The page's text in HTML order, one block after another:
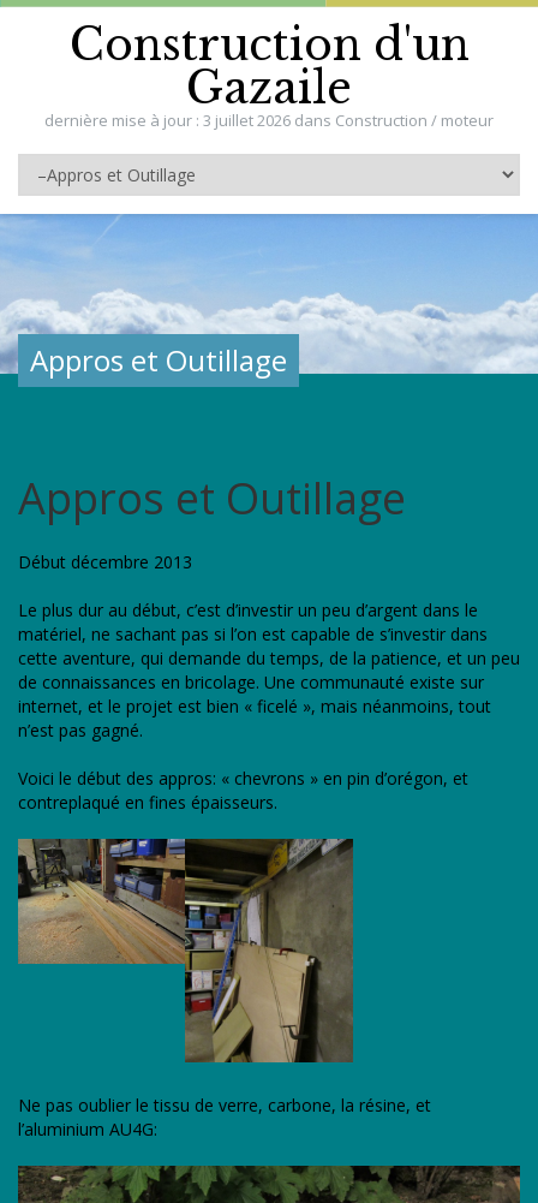
Construction d'un
Gazaile
dernière mise à jour : 3 juillet 2026 dans Construction / moteur
Appros et Outillage
Appros et Outillage
Début décembre 2013
Le plus dur au début, c’est d’investir un peu d’argent dans le
matériel, ne sachant pas si l’on est capable de s’investir dans
cette aventure, qui demande du temps, de la patience, et un peu
de connaissances en bricolage. Une communauté existe sur
internet, et le projet est bien « ficelé », mais néanmoins, tout
n’est pas gagné.
Voici le début des appros: « chevrons » en pin d’orégon, et
contreplaqué en fines épaisseurs.
Ne pas oublier le tissu de verre, carbone, la résine, et
l’aluminium AU4G: